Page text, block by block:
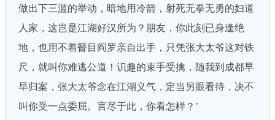
做出下三滥的举动，暗地用冷箭，射死无拳无勇的妇道
人家，这岂是江湖好汉所为？朋友，你此刻已身逢绝
地，也用不着瞽目阎罗亲自出手，只凭张大太爷这对铁
尺，就叫你难逃公道！识趣的束手受擒，随我到成都早
早归案，张大太爷念在江湖义气，定当另眼看待，决不
叫你受一点委屈。言尽于此，你看怎样？’